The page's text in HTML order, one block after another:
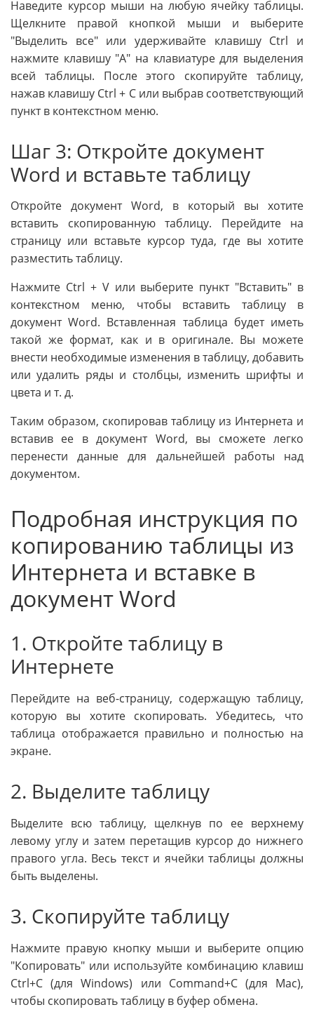
Наведите курсор мыши на любую ячейку таблицы.
Щелкните правой кнопкой мыши и выберите
"Выделить все" или удерживайте клавишу Ctrl и
нажмите клавишу "A" на клавиатуре для выделения
всей таблицы. После этого скопируйте таблицу,
нажав клавишу Ctrl + C или выбрав соответствующий
пункт в контекстном меню.
Шаг 3: Откройте документ
Word и вставьте таблицу
Откройте документ Word, в который вы хотите
вставить скопированную таблицу. Перейдите на
страницу или вставьте курсор туда, где вы хотите
разместить таблицу.
Нажмите Ctrl + V или выберите пункт "Вставить" в
контекстном меню, чтобы вставить таблицу в
документ Word. Вставленная таблица будет иметь
такой же формат, как и в оригинале. Вы можете
внести необходимые изменения в таблицу, добавить
или удалить ряды и столбцы, изменить шрифты и
цвета и т. д.
Таким образом, скопировав таблицу из Интернета и
вставив ее в документ Word, вы сможете легко
перенести данные для дальнейшей работы над
документом.
Подробная инструкция по
копированию таблицы из
Интернета и вставке в
документ Word
1. Откройте таблицу в
Интернете
Перейдите на веб-страницу, содержащую таблицу,
которую вы хотите скопировать. Убедитесь, что
таблица отображается правильно и полностью на
экране.
2. Выделите таблицу
Выделите всю таблицу, щелкнув по ее верхнему
левому углу и затем перетащив курсор до нижнего
правого угла. Весь текст и ячейки таблицы должны
быть выделены.
3. Скопируйте таблицу
Нажмите правую кнопку мыши и выберите опцию
"Копировать" или используйте комбинацию клавиш
Ctrl+C (для Windows) или Command+C (для Mac),
чтобы скопировать таблицу в буфер обмена.